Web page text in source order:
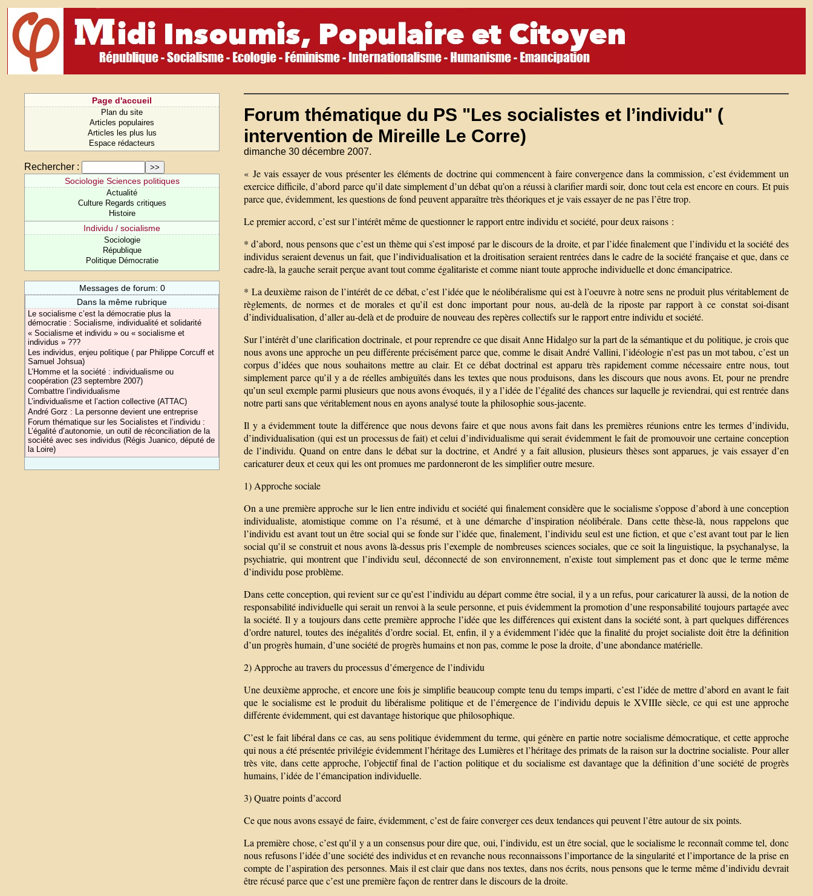
Page d'accueil
Plan du site
Articles populaires
Articles les plus lus
Espace rédacteurs
Rechercher :
Sociologie Sciences politiques
Actualité
Culture Regards critiques
Histoire
Individu / socialisme
Sociologie
République
Politique Démocratie
Messages de forum: 0
Dans la même rubrique
Le socialisme c’est la démocratie plus la
démocratie : Socialisme, individualité et solidarité
« Socialisme et individu » ou « socialisme et
individus » ???
Les individus, enjeu politique ( par Philippe Corcuff et
Samuel Johsua)
L’Homme et la société : individualisme ou
coopération (23 septembre 2007)
Combattre l’individualisme
L’individualisme et l’action collective (ATTAC)
André Gorz : La personne devient une entreprise
Forum thématique sur les Socialistes et l’individu :
L’égalité d’autonomie, un outil de réconciliation de la
société avec ses individus (Régis Juanico, député de
la Loire)
Forum thématique du PS "Les socialistes et l’individu" (
intervention de Mireille Le Corre)
dimanche 30 décembre 2007.
« Je vais essayer de vous présenter les éléments de doctrine qui commencent à faire convergence dans la commission, c’est évidemment un
exercice difficile, d’abord parce qu’il date simplement d’un débat qu’on a réussi à clarifier mardi soir, donc tout cela est encore en cours. Et puis
parce que, évidemment, les questions de fond peuvent apparaître très théoriques et je vais essayer de ne pas l’être trop.
Le premier accord, c’est sur l’intérêt même de questionner le rapport entre individu et société, pour deux raisons :
* d’abord, nous pensons que c’est un thème qui s’est imposé par le discours de la droite, et par l’idée finalement que l’individu et la société des
individus seraient devenus un fait, que l’individualisation et la droitisation seraient rentrées dans le cadre de la société française et que, dans ce
cadre-là, la gauche serait perçue avant tout comme égalitariste et comme niant toute approche individuelle et donc émancipatrice.
* La deuxième raison de l’intérêt de ce débat, c’est l’idée que le néolibéralisme qui est à l’oeuvre à notre sens ne produit plus véritablement de
règlements, de normes et de morales et qu’il est donc important pour nous, au-delà de la riposte par rapport à ce constat soi-disant
d’individualisation, d’aller au-delà et de produire de nouveau des repères collectifs sur le rapport entre individu et société.
Sur l’intérêt d’une clarification doctrinale, et pour reprendre ce que disait Anne Hidalgo sur la part de la sémantique et du politique, je crois que
nous avons une approche un peu différente précisément parce que, comme le disait André Vallini, l’idéologie n’est pas un mot tabou, c’est un
corpus d’idées que nous souhaitons mettre au clair. Et ce débat doctrinal est apparu très rapidement comme nécessaire entre nous, tout
simplement parce qu’il y a de réelles ambiguïtés dans les textes que nous produisons, dans les discours que nous avons. Et, pour ne prendre
qu’un seul exemple parmi plusieurs que nous avons évoqués, il y a l’idée de l’égalité des chances sur laquelle je reviendrai, qui est rentrée dans
notre parti sans que véritablement nous en ayons analysé toute la philosophie sous-jacente.
Il y a évidemment toute la différence que nous devons faire et que nous avons fait dans les premières réunions entre les termes d’individu,
d’individualisation (qui est un processus de fait) et celui d’individualisme qui serait évidemment le fait de promouvoir une certaine conception
de l’individu. Quand on entre dans le débat sur la doctrine, et André y a fait allusion, plusieurs thèses sont apparues, je vais essayer d’en
caricaturer deux et ceux qui les ont promues me pardonneront de les simplifier outre mesure.
1) Approche sociale
On a une première approche sur le lien entre individu et société qui finalement considère que le socialisme s’oppose d’abord à une conception
individualiste, atomistique comme on l’a résumé, et à une démarche d’inspiration néolibérale. Dans cette thèse-là, nous rappelons que
l’individu est avant tout un être social qui se fonde sur l’idée que, finalement, l’individu seul est une fiction, et que c’est avant tout par le lien
social qu’il se construit et nous avons là-dessus pris l’exemple de nombreuses sciences sociales, que ce soit la linguistique, la psychanalyse, la
psychiatrie, qui montrent que l’individu seul, déconnecté de son environnement, n’existe tout simplement pas et donc que le terme même
d’individu pose problème.
Dans cette conception, qui revient sur ce qu’est l’individu au départ comme être social, il y a un refus, pour caricaturer là aussi, de la notion de
responsabilité individuelle qui serait un renvoi à la seule personne, et puis évidemment la promotion d’une responsabilité toujours partagée avec
la société. Il y a toujours dans cette première approche l’idée que les différences qui existent dans la société sont, à part quelques différences
d’ordre naturel, toutes des inégalités d’ordre social. Et, enfin, il y a évidemment l’idée que la finalité du projet socialiste doit être la définition
d’un progrès humain, d’une société de progrès humains et non pas, comme le pose la droite, d’une abondance matérielle.
2) Approche au travers du processus d’émergence de l’individu
Une deuxième approche, et encore une fois je simplifie beaucoup compte tenu du temps imparti, c’est l’idée de mettre d’abord en avant le fait
que le socialisme est le produit du libéralisme politique et de l’émergence de l’individu depuis le XVIIIe siècle, ce qui est une approche
différente évidemment, qui est davantage historique que philosophique.
C’est le fait libéral dans ce cas, au sens politique évidemment du terme, qui génère en partie notre socialisme démocratique, et cette approche
qui nous a été présentée privilégie évidemment l’héritage des Lumières et l’héritage des primats de la raison sur la doctrine socialiste. Pour aller
très vite, dans cette approche, l’objectif final de l’action politique et du socialisme est davantage que la définition d’une société de progrès
humains, l’idée de l’émancipation individuelle.
3) Quatre points d’accord
Ce que nous avons essayé de faire, évidemment, c’est de faire converger ces deux tendances qui peuvent l’être autour de six points.
La première chose, c’est qu’il y a un consensus pour dire que, oui, l’individu, est un être social, que le socialisme le reconnaît comme tel, donc
nous refusons l’idée d’une société des individus et en revanche nous reconnaissons l’importance de la singularité et l’importance de la prise en
compte de l’aspiration des personnes. Mais il est clair que dans nos textes, dans nos écrits, nous pensons que le terme même d’individu devrait
être récusé parce que c’est une première façon de rentrer dans le discours de la droite.